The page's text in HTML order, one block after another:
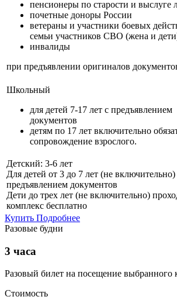
пенсионеры по старости и выслуге
почетные доноры России
ветераны и участники боевых
семьи участников СВО (жена и
инвалиды
при предъявлении оригиналов
Школьный
для детей 7-17 лет с предъявлением
документов
детям по 17 лет включительно
сопровождение взрослого.
Детский: 3-6 лет
Для детей от 3 до 7 лет (не включительно)
предъявлением документов
Дети до трех лет (не включительно)
комплекс бесплатно
Купить Подробнее
Разовые будни
3 часа
Разовый билет на посещение выбранного
Стоимость